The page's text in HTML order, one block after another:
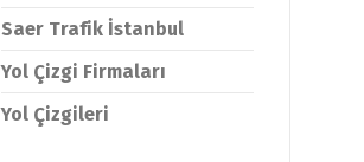
Saer Trafik İstanbul
Yol Çizgi Firmaları
Yol Çizgileri